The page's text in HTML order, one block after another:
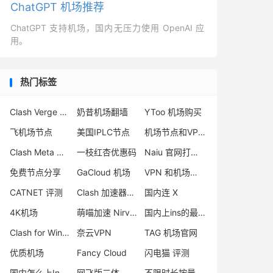
ChatGPT 机场推荐
ChatGPT 支持机场，国内无压力使用 OpenAI 应
用。
热门标签
Clash Verge 怎么样 奶昔机场翻墙
YToo 机场购买
飞机场节点
美国IPLC节点
机场节点和VPN区别
Clash Meta 和 Premium 区别
一枝红杏优惠码
Naiu 官网打不开
免费节点分享
GaCloud 机场
VPN 和机场区别
CATNET 评测
Clash 加速器官网
国内连 X
4K机场
萌喵加速 Nirvana
国内上ins的最新方法
Clash for Windows 停止更新
奈云VPN
TAG 机场官网
优质机场
Fancy Cloud
闪电猫 评测